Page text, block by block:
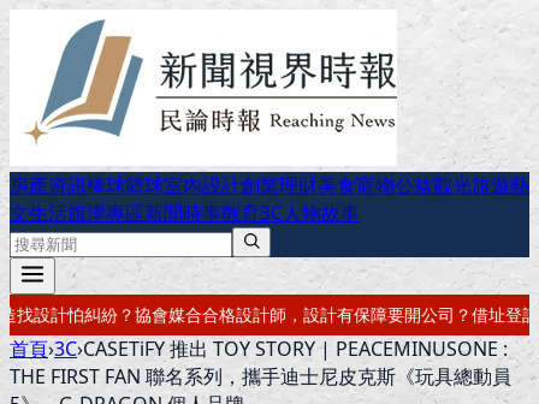
房產資訊棒球籃球室內設計創業理財美食寵物公益觀光旅遊藝
文生活旗津專區新聞時事教育3C人物故事
設計有保障要開公司？借址登記・公司設立・工商登記一次辦好記帳
首頁›3C›CASETiFY 推出 TOY STORY | PEACEMINUSONE :
THE FIRST FAN 聯名系列，攜手迪士尼皮克斯《玩具總動員